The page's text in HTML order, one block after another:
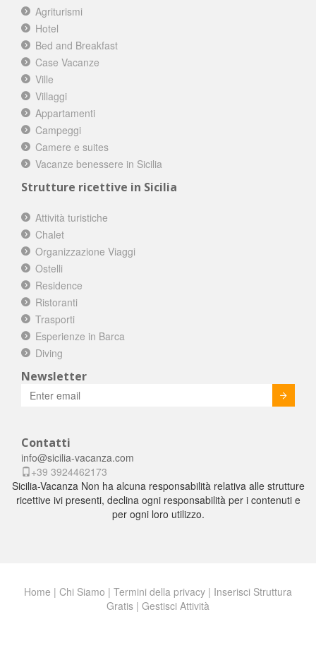
Agriturismi
Hotel
Bed and Breakfast
Case Vacanze
Ville
Villaggi
Appartamenti
Campeggi
Camere e suites
Vacanze benessere in Sicilia
Strutture ricettive in Sicilia
Attività turistiche
Chalet
Organizzazione Viaggi
Ostelli
Residence
Ristoranti
Trasporti
Esperienze in Barca
Diving
Newsletter
Contatti
info@sicilia-vacanza.com
+39 3924462173
Sicilia-Vacanza Non ha alcuna responsabilità relativa alle strutture
ricettive ivi presenti, declina ogni responsabilità per i contenuti e
per ogni loro utilizzo.
Home | Chi Siamo | Termini della privacy | Inserisci Struttura
Gratis | Gestisci Attività